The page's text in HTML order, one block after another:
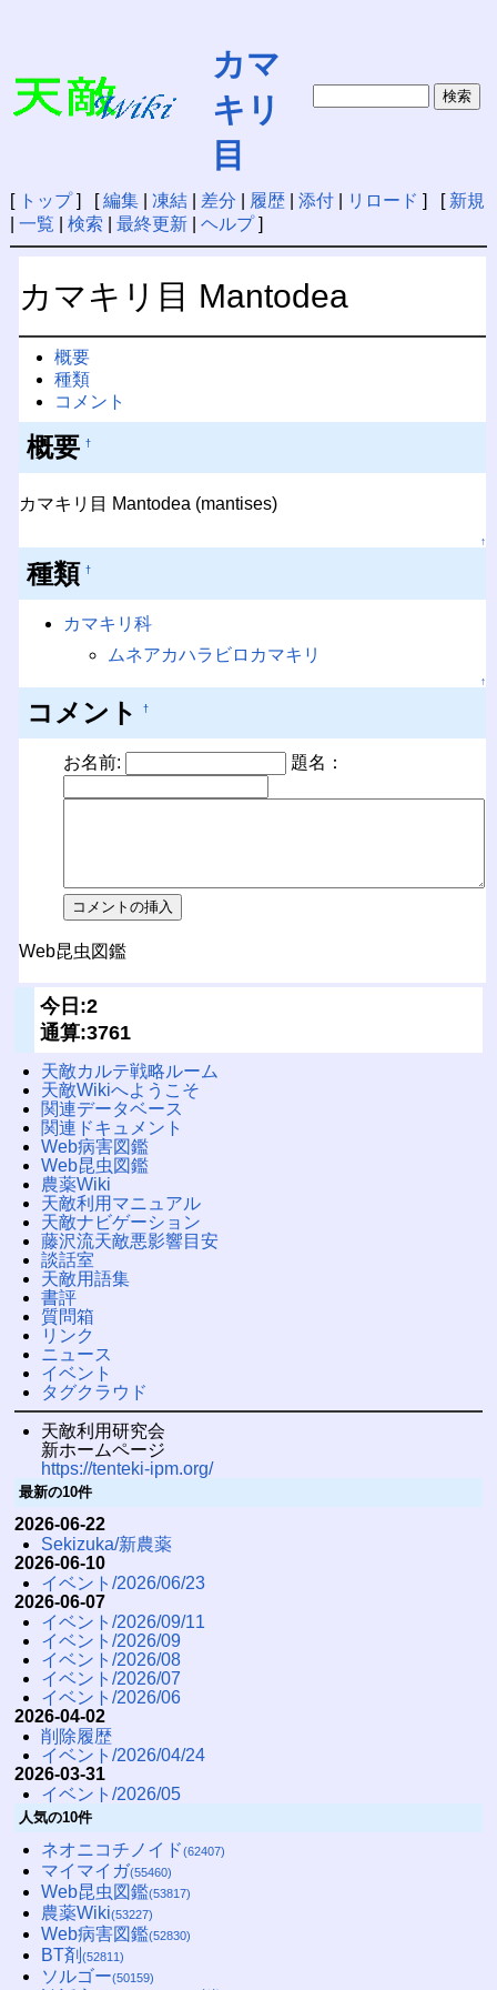
カマ
キリ
目
[ トップ] [編集| 凍結| 差分 履歴| 添付| リロード ] [ 新規
一覧 検索 最終更新| ヘルプ]
カマキリ目 Mantodea
概要
種類
コメント
概要 †
カマキリ目 Mantodea (mantises)
↑
種類 †
カマキリ科
ムネアカハラビロカマキリ
↑
コメント †
お名前: 題名：
Web昆虫図鑑
今日:2
通算:3761
天敵カルテ戦略ルーム
天敵Wikiへようこそ
関連データベース
関連ドキュメント
Web病害図鑑
Web昆虫図鑑
農薬Wiki
天敵利用マニュアル
天敵ナビゲーション
藤沢流天敵悪影響目安
談話室
天敵用語集
書評
質問箱
リンク
ニュース
イベント
タグクラウド
天敵利用研究会
新ホームページ
https://tenteki-ipm.org/
最新の10件
2026-06-22
Sekizuka/新農薬
2026-06-10
イベント/2026/06/23
2026-06-07
イベント/2026/09/11
イベント/2026/09
イベント/2026/08
イベント/2026/07
イベント/2026/06
2026-04-02
削除履歴
イベント/2026/04/24
2026-03-31
イベント/2026/05
人気の10件
ネオニコチノイド(62407)
マイマイガ(55460)
Web昆虫図鑑(53817)
農薬Wiki(53227)
Web病害図鑑(52830)
BT剤 (52811)
ソルゴー(50159)